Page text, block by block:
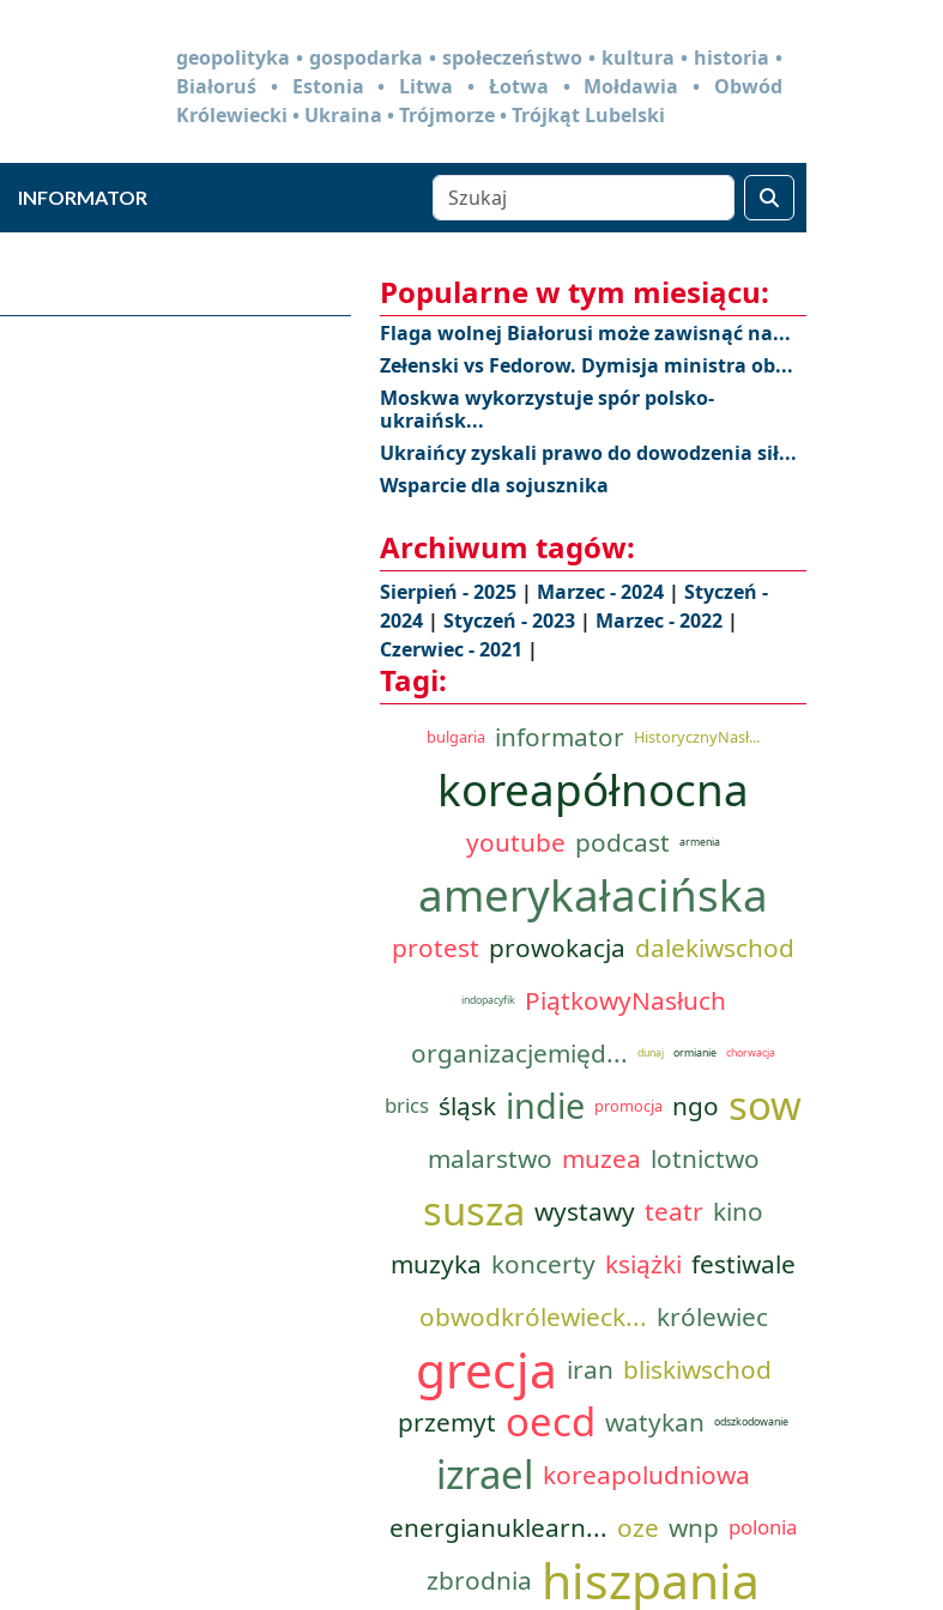
geopolityka • gospodarka • społeczeństwo • kultura • historia •
Białoruś • Estonia • Litwa • Łotwa • Mołdawia • Obwód
Królewiecki • Ukraina • Trójmorze • Trójkąt Lubelski
INFORMATOR
Popularne w tym miesiącu:
Flaga wolnej Białorusi może zawisnąć na...
Zełenski vs Fedorow. Dymisja ministra ob...
Moskwa wykorzystuje spór polsko-
ukraińsk...
Ukraińcy zyskali prawo do dowodzenia sił...
Wsparcie dla sojusznika
Archiwum tagów:
Sierpień - 2025 | Marzec - 2024 | Styczeń -
2024 | Styczeń - 2023 | Marzec - 2022 |
Czerwiec - 2021 |
Tagi:
bulgaria informator HistorycznyNasł...
koreapółnocna
youtube podcast armenia
amerykałacińska
protest prowokacja dalekiwschod
indopacyfik
PiątkowyNasłuch
organizacjemięd...
dunaj ormianie chorwacja
brics śląsk indie promocja ngo sow
malarstwo muzea lotnictwo
susza wystawy teatr kino
muzyka koncerty książki festiwale
obwodkrólewieck... królewiec
grecja iran bliskiwschod
przemyt oecd watykan odszkodowanie
izrael koreapoludniowa
energianuklearn... oze wnp polonia
zbrodnia hiszpania